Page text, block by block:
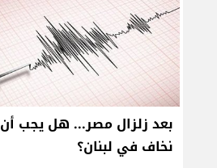
بعد زلزال مصر... هل يجب أن
نخاف في لبنان؟